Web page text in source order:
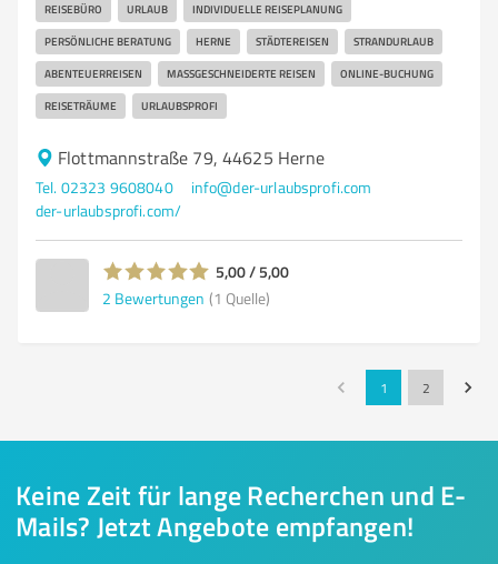
REISEBÜRO URLAUB INDIVIDUELLE REISEPLANUNG
PERSÖNLICHE BERATUNG HERNE STÄDTEREISEN STRANDURLAUB
ABENTEUERREISEN MASSGESCHNEIDERTE REISEN ONLINE-BUCHUNG
REISETRÄUME URLAUBSPROFI
Flottmannstraße 79, 44625 Herne
Tel. 02323 9608040
info@der-urlaubsprofi.com
der-urlaubsprofi.com/
5,00 / 5,00
2 Bewertungen (1 Quelle)
1 2
Keine Zeit für lange Recherchen und E-
Mails? Jetzt Angebote empfangen!